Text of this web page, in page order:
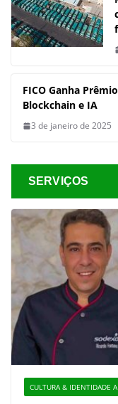
FICO Ganha
Blockchain e IA
3 de janeiro de 2025
SERVIÇOS
CULTURA & IDENTIDADE